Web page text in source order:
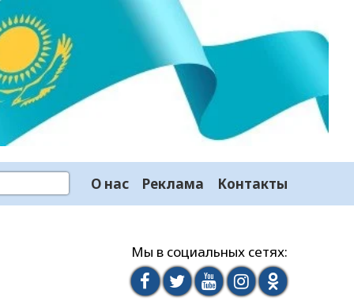
О нас Реклама Контакты
Мы в социальных сетях: